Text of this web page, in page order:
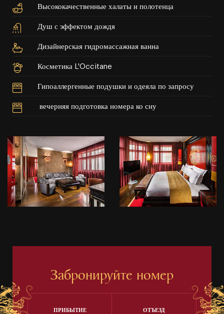
Высококачественные халаты и полотенца
Душ с эффектом дождя
Дизайнерская гидромассажная ванна
Косметика L'Occitane
Гипоаллергенные подушки и одеяла по запросу
вечерняя подготовка номера ко сну
Забронируйте номер
ПРИБЫТИЕ ОТЪЕЗД